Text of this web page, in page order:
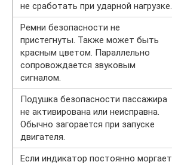
не сработать при ударной нагрузке.
Ремни безопасности не
пристегнуты. Также может быть
красным цветом. Параллельно
сопровождается звуковым
сигналом.
Подушка безопасности пассажира
не активирована или неисправна.
Обычно загорается при запуске
двигателя.
Если индикатор постоянно моргает